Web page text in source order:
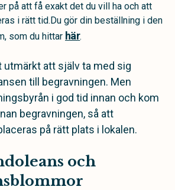
på att få exakt det du vill ha och att
i rätt tid.Du gör din beställning i den
som du hittar här.
utmärkt att själv ta med sig
till begravningen. Men
i god tid innan och kom
begravningen, så att
på rätt plats i lokalen.
och